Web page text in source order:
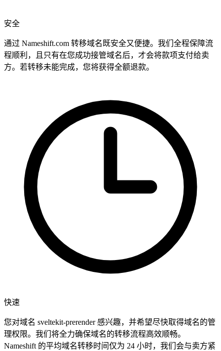
安全
通过 Nameshift.com 转移域名既安全又便捷。我们全程保障流
程顺利，且只有在您成功接管域名后，才会将款项支付给卖
方。若转移未能完成，您将获得全额退款。
快速
您对域名 sveltekit-prerender 感兴趣，并希望尽快取得域名的管
理权限。我们将全力确保域名的转移流程高效顺畅。
Nameshift 的平均域名转移时间仅为 24 小时，我们会与卖方紧